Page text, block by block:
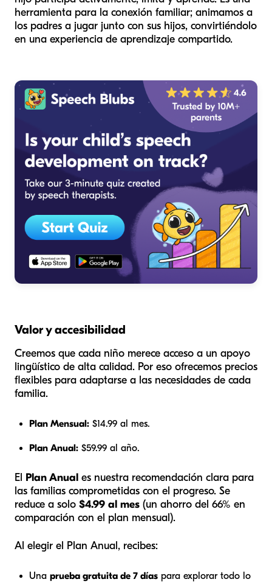
herramienta para la conexión familiar; animamos a
los padres a jugar junto con sus hijos, convirtiéndolo
en una experiencia de aprendizaje compartido.
Valor y accesibilidad
Creemos que cada niño merece acceso a un apoyo
lingüístico de alta calidad. Por eso ofrecemos precios
flexibles para adaptarse a las necesidades de cada
familia.
Plan Mensual: $14.99 al mes.
Plan Anual: $59.99 al año.
El Plan Anual es nuestra recomendación clara para
las familias comprometidas con el progreso. Se
reduce a solo $4.99 al mes (un ahorro del 66% en
comparación con el plan mensual).
Al elegir el Plan Anual, recibes:
Una prueba gratuita de 7 días para explorar todo lo